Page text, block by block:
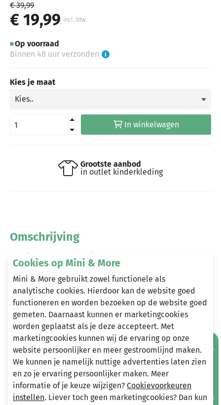
€ 39,99
€ 19,99 incl. btw
Op voorraad
Binnen 48 uur verzonden
Kies je maat
In winkelwagen
Grootste aanbod
in outlet kinderkleding
Omschrijving
60% katoen en 40% polyester
Heeft u vragen?
Stuur een e-mail
info@miniandmore.nl
Andere bekeken ook
Wellicht ook iets voor jou? Mis geen aanbiedingen!
Cookies op Mini & More
Mini & More gebruikt zowel functionele als
analytische cookies. Hierdoor kan de website goed
functioneren en worden bezoeken op de website goed
gemeten. Daarnaast kunnen er marketingcookies
worden geplaatst als je deze accepteert. Met
marketingcookies kunnen wij de ervaring op onze
website persoonlijker en meer gestroomlijnd maken.
We kunnen je namelijk nuttige advertenties laten zien
en zo je ervaring persoonlijker maken. Meer
informatie of je keuze wijzigen? Cookievoorkeuren
instellen. Liever toch geen marketingcookies? Dan kun